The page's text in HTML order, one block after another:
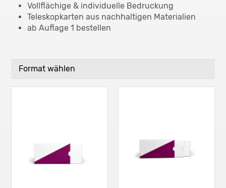
Vollflächige & individuelle Bedruckung
Teleskopkarten aus nachhaltigen Materialien
ab Auflage 1 bestellen
Format wählen